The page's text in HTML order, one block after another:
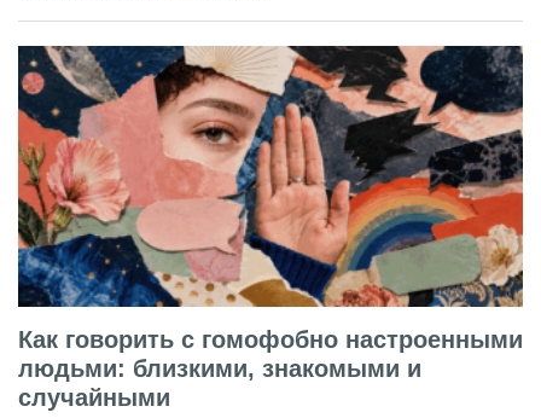
Как говорить с гомофобно настроенными
людьми: близкими, знакомыми и
случайными